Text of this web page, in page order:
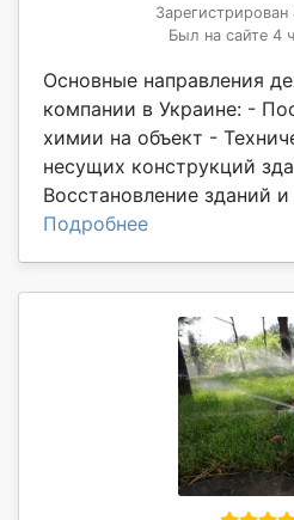
Зарегистрирован
Был на сайте 4
Основные направления
компании в Украине: -
химии на объект -
несущих конструкций
Восстановление зданий
Подробнее